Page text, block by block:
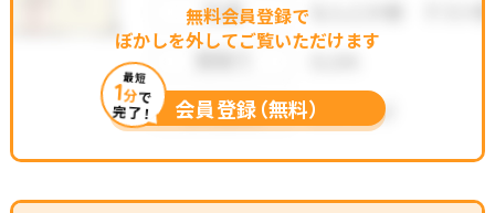
無料会員登録で
ぼかしを外してご覧いただけます
最短
1分で
完了！ 会員登録（無料）